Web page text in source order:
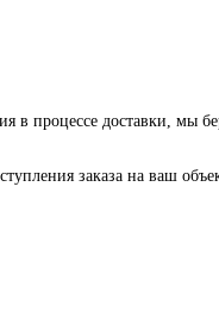
в процессе доставки, мы
заказа на ваш